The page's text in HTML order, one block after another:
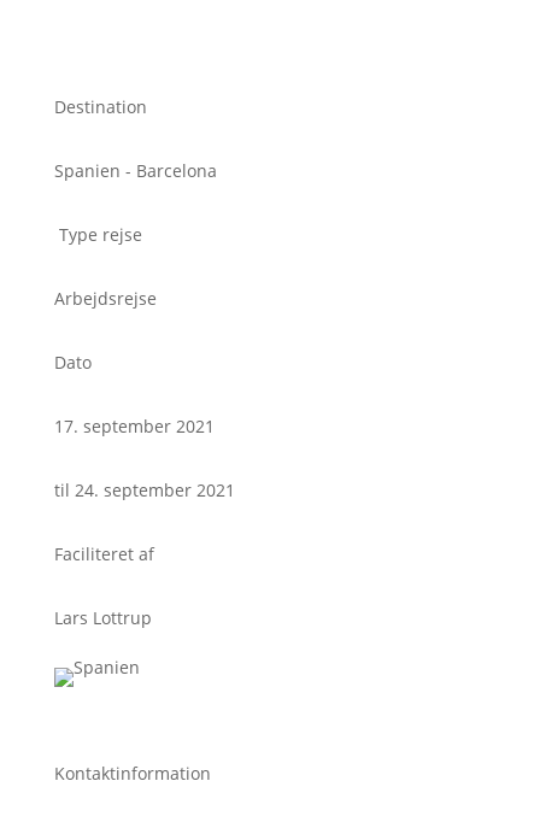
Destination
Spanien - Barcelona
Type rejse
Arbejdsrejse
Dato
17. september 2021
til 24. september 2021
Faciliteret af
Lars Lottrup
Kontaktinformation